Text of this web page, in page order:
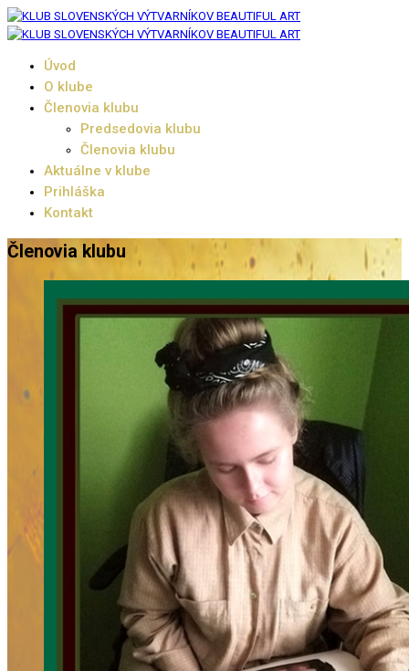
Úvod
O klube
Členovia klubu
Predsedovia klubu
Členovia klubu
Aktuálne v klube
Prihláška
Kontakt
Členovia klubu